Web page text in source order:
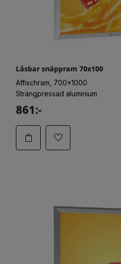
Låsbar snäppram 70x100
Affischram, 700x1000
Strängpressad aluminium
861:-